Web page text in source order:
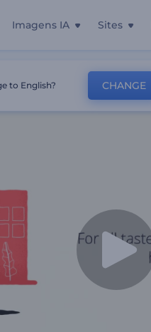
Imagens IA Sites
to English? CHANGE